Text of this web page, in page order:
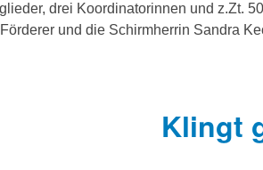
drei Koordinatorinnen und z.Zt.
und die Schirmherrin Sandra
Klingt